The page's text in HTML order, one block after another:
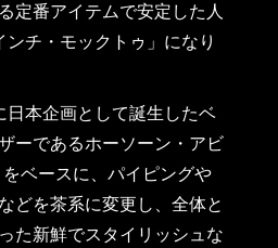
定番アイテムで安定した人
チ・モックトゥ」になり
日本企画として誕生したベ
ーであるホーソーン・アビ
ベースに、パイピングや
どを茶系に変更し、全体と
た新鮮でスタイリッシュな